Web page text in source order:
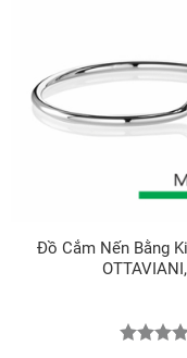
Đồ Cắm Nến Bằng